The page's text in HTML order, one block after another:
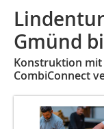
Gmünd
Konstruktion mit
CombiConnect